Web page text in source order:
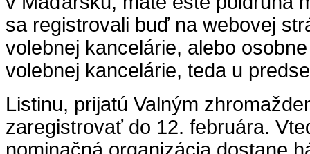
sa registrovali buď na webovej
volebnej kancelárie, alebo
volebnej kancelárie, teda u
Listinu, prijatú Valným
zaregistrovať do 12. februára.